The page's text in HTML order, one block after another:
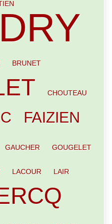
BRUNET
CHOUTEAU
FAIZIEN
GAUCHER GOUGELET
LACOUR LAIR